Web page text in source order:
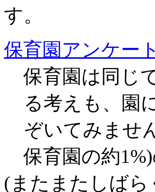
す。
保育園アンケート
保育園は同じ
る考えも、園
ぞいてみませ
保育園の約
(またまたしば